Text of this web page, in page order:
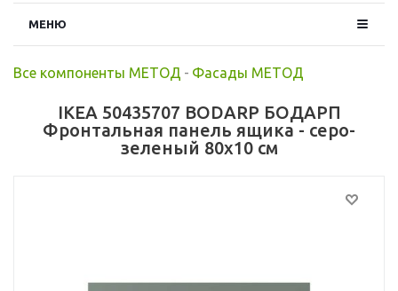
МЕНЮ
Все компоненты МЕТОД - Фасады МЕТОД
IKEA 50435707 BODARP БОДАРП
Фронтальная панель ящика - серо-
зеленый 80x10 см